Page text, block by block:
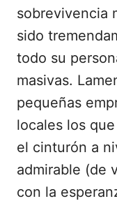
sobrevivencia
sido
todo su
masivas.
pequeñas
locales los
el cinturón a
admirable (de
con la